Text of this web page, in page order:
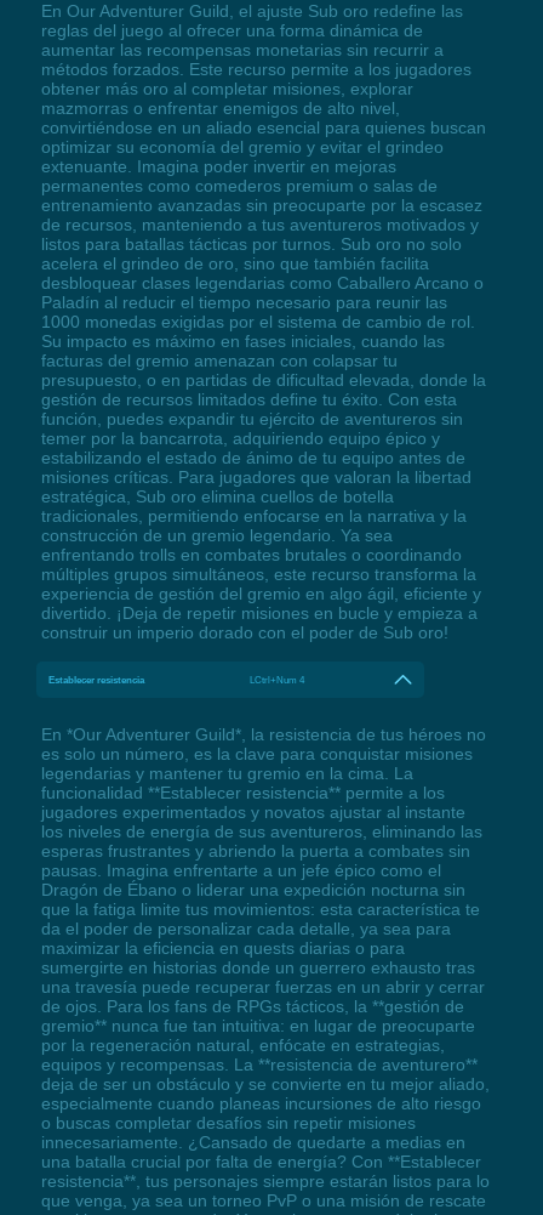
En Our Adventurer Guild, el ajuste Sub oro redefine las
reglas del juego al ofrecer una forma dinámica de
aumentar las recompensas monetarias sin recurrir a
métodos forzados. Este recurso permite a los jugadores
obtener más oro al completar misiones, explorar
mazmorras o enfrentar enemigos de alto nivel,
convirtiéndose en un aliado esencial para quienes buscan
optimizar su economía del gremio y evitar el grindeo
extenuante. Imagina poder invertir en mejoras
permanentes como comederos premium o salas de
entrenamiento avanzadas sin preocuparte por la escasez
de recursos, manteniendo a tus aventureros motivados y
listos para batallas tácticas por turnos. Sub oro no solo
acelera el grindeo de oro, sino que también facilita
desbloquear clases legendarias como Caballero Arcano o
Paladín al reducir el tiempo necesario para reunir las
1000 monedas exigidas por el sistema de cambio de rol.
Su impacto es máximo en fases iniciales, cuando las
facturas del gremio amenazan con colapsar tu
presupuesto, o en partidas de dificultad elevada, donde la
gestión de recursos limitados define tu éxito. Con esta
función, puedes expandir tu ejército de aventureros sin
temer por la bancarrota, adquiriendo equipo épico y
estabilizando el estado de ánimo de tu equipo antes de
misiones críticas. Para jugadores que valoran la libertad
estratégica, Sub oro elimina cuellos de botella
tradicionales, permitiendo enfocarse en la narrativa y la
construcción de un gremio legendario. Ya sea
enfrentando trolls en combates brutales o coordinando
múltiples grupos simultáneos, este recurso transforma la
experiencia de gestión del gremio en algo ágil, eficiente y
divertido. ¡Deja de repetir misiones en bucle y empieza a
construir un imperio dorado con el poder de Sub oro!
Establecer resistencia LCtrl+Num 4
En *Our Adventurer Guild*, la resistencia de tus héroes no
es solo un número, es la clave para conquistar misiones
legendarias y mantener tu gremio en la cima. La
funcionalidad **Establecer resistencia** permite a los
jugadores experimentados y novatos ajustar al instante
los niveles de energía de sus aventureros, eliminando las
esperas frustrantes y abriendo la puerta a combates sin
pausas. Imagina enfrentarte a un jefe épico como el
Dragón de Ébano o liderar una expedición nocturna sin
que la fatiga limite tus movimientos: esta característica te
da el poder de personalizar cada detalle, ya sea para
maximizar la eficiencia en quests diarias o para
sumergirte en historias donde un guerrero exhausto tras
una travesía puede recuperar fuerzas en un abrir y cerrar
de ojos. Para los fans de RPGs tácticos, la **gestión de
gremio** nunca fue tan intuitiva: en lugar de preocuparte
por la regeneración natural, enfócate en estrategias,
equipos y recompensas. La **resistencia de aventurero**
deja de ser un obstáculo y se convierte en tu mejor aliado,
especialmente cuando planeas incursiones de alto riesgo
o buscas completar desafíos sin repetir misiones
innecesariamente. ¿Cansado de quedarte a medias en
una batalla crucial por falta de energía? Con **Establecer
resistencia**, tus personajes siempre estarán listos para lo
que venga, ya sea un torneo PvP o una misión de rescate